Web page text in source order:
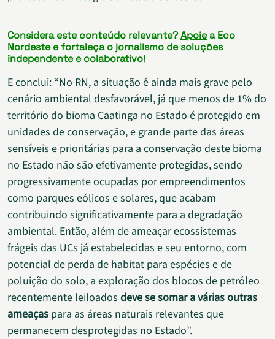
Considera este conteúdo relevante?Apoiea Eco
Nordeste e fortaleça o jornalismo de soluções
independente e colaborativo!
E conclui: “No RN, a situação é ainda mais grave pelo
cenário ambiental desfavorável, já que menos de 1% do
território do bioma Caatinga no Estado é protegido em
unidades de conservação, e grande parte das áreas
sensíveis e prioritárias para a conservação deste bioma
no Estado não são efetivamente protegidas, sendo
progressivamente ocupadas por empreendimentos
como parques eólicos e solares, que acabam
contribuindo significativamente para a degradação
ambiental. Então, além de ameaçar ecossistemas
frágeis das UCs já estabelecidas e seu entorno, com
potencial de perda de habitat para espécies e de
poluição do solo, a exploração dos blocos de petróleo
recentemente leiloados deve se somar a várias outras
ameaças para as áreas naturais relevantes que
permanecem desprotegidas no Estado”.